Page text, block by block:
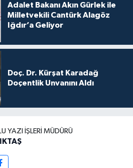
Adalet Bakanı Akın Gürlek ile
Milletvekili Cantürk Alagöz
Iğdır’a Geliyor
Doç. Dr. Kürşat Karadağ
Doçentlik Unvanını Aldı
YAZI İŞLERI MÜDÜRÜ